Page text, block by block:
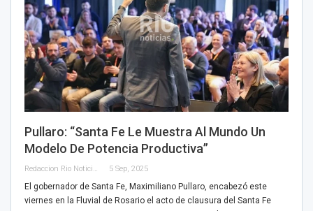
Pullaro: “Santa Fe Le Muestra Al Mundo Un
Modelo De Potencia Productiva”
Redaccion Rio Noticias 5 Sep, 2025
El gobernador de Santa Fe, Maximiliano Pullaro, encabezó este
viernes en la Fluvial de Rosario el acto de clausura del Santa Fe